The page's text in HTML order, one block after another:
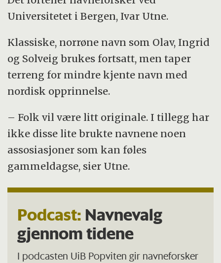
Universitetet i Bergen, Ivar Utne.
Klassiske, norrøne navn som Olav, Ingrid
og Solveig brukes fortsatt, men taper
terreng for mindre kjente navn med
nordisk opprinnelse.
– Folk vil være litt originale. I tillegg har
ikke disse lite brukte navnene noen
assosiasjoner som kan føles
gammeldagse, sier Utne.
Podcast: Navnevalg
gjennom tidene
I podcasten UiB Popviten gir navneforsker